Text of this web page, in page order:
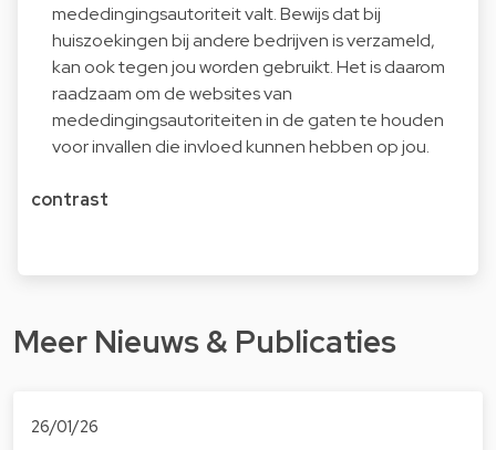
mededingingsautoriteit valt. Bewijs dat bij
huiszoekingen bij andere bedrijven is verzameld,
kan ook tegen jou worden gebruikt. Het is daarom
raadzaam om de websites van
mededingingsautoriteiten in de gaten te houden
voor invallen die invloed kunnen hebben op jou.
contrast
Meer Nieuws & Publicaties
26/01/26